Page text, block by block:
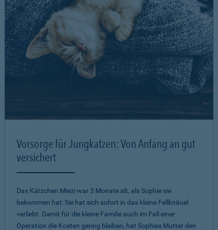
Vorsorge für Jungkatzen: Von Anfang an gut
versichert
Das Kätzchen Miezi war 3 Monate alt, als Sophie sie
bekommen hat: Sie hat sich sofort in das kleine Fellknäuel
verliebt. Damit für die kleine Familie auch im Fall einer
Operation die Kosten gering bleiben, hat Sophies Mutter den